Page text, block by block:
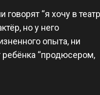
“я хочу в
но у него
опыта, ни
ребёнка “продюсером,